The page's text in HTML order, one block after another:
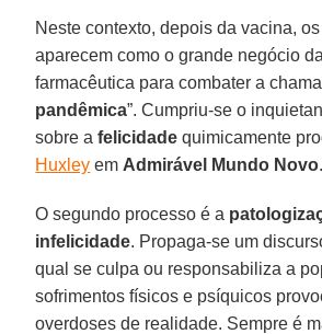
Neste contexto, depois da vacina,
aparecem como o grande negócio
farmacêutica para combater a
pandêmica”. Cumpriu-se o
sobre afelicidade quimicamente
Huxley em Admirável Mundo Novo.
O segundo processo é a
infelicidade. Propaga-se um
qual se culpa ou responsabiliza a
sofrimentos físicos e psíquicos
overdoses de realidade. Sempre é